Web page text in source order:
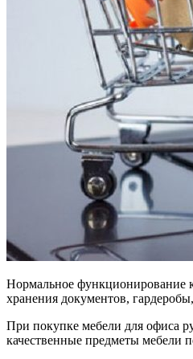
Нормальное функционирование
хранения документов,
При покупке мебели для офиса
качественные предметы мебели